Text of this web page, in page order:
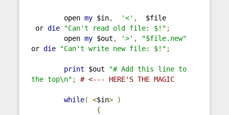
open my $in, '<' ,
$file
or die "Can't read old file: $!" ;
open my $out , '>' ,
"$file.new"
or die "Can't write new file: $!" ;
print $out
"# Add this line to
the top\n" ; # <--- HERE'S THE MAGIC
while( <$in>
)
{